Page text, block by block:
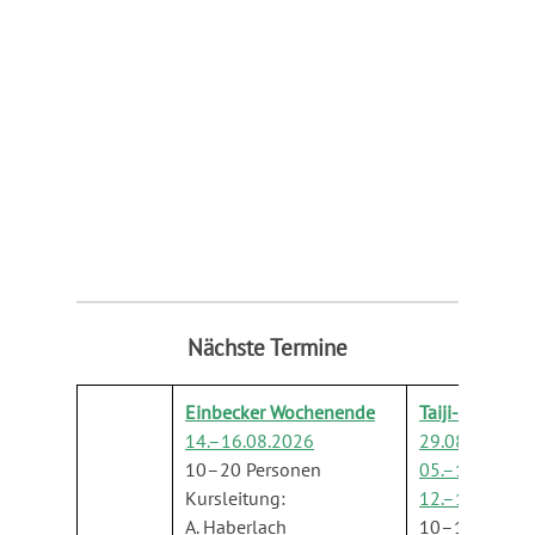
Nächste Termine
Einbecker Wochenende
14.–16.08.2026
10–20 Personen
Kursleitung:
A. Haberlach
Taiji-Reisen
29.08.–
05.–12.09.
10–16